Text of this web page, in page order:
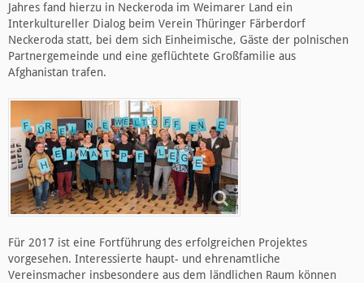
Jahres fand hierzu in Neckeroda im Weimarer Land ein
Interkultureller Dialog beim Verein Thüringer Färberdorf
Neckeroda statt, bei dem sich Einheimische, Gäste der polnischen
Partnergemeinde und eine geflüchtete Großfamilie aus
Afghanistan trafen.
Für 2017 ist eine Fortführung des erfolgreichen Projektes
vorgesehen. Interessierte haupt- und ehrenamtliche
Vereinsmacher insbesondere aus dem ländlichen Raum können